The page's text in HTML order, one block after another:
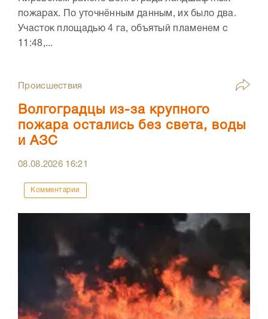
пожарах. По уточнённым данным, их было два.
Участок площадью 4 га, объятый пламенем с
11:48,...
Происшествия
Волгоградцы из-за крупного
пожара остались без света, воды
и АЗС
08.08.2026 16:21
Комментарии